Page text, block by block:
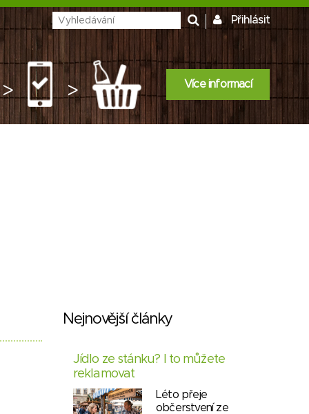
Přihlásit
> > Více informací
Nejnovější články
Jídlo ze stánku? I to můžete
reklamovat
Léto přeje
občerstvení ze